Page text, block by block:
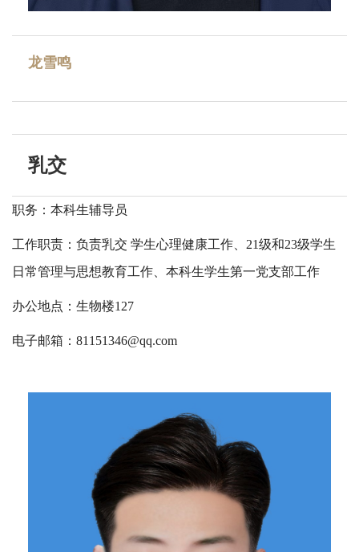
龙雪鸣
乳交
职务：本科生辅导员
工作职责：负责乳交 学生心理健康工作、21级和23级学生
日常管理与思想教育工作、本科生学生第一党支部工作
办公地点：生物楼127
电子邮箱： 81151346@qq.com